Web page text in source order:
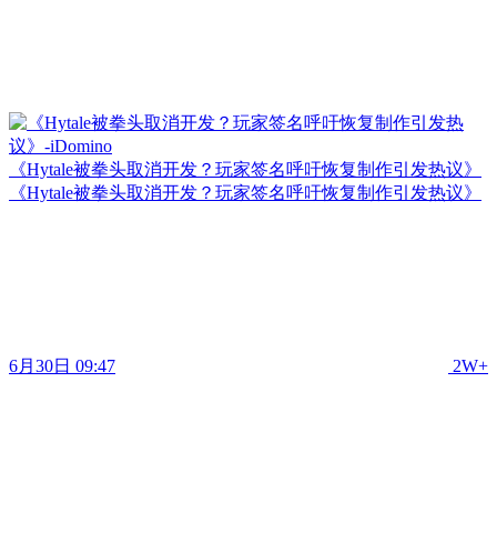
《Hytale被拳头取消开发？玩家签名呼吁恢复制作引发热议》
《Hytale被拳头取消开发？玩家签名呼吁恢复制作引发热议》
6月30日 09:47 2W+